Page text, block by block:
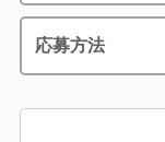
応募方法